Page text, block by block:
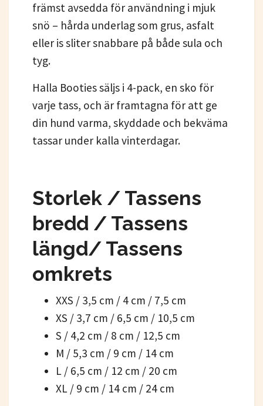
främst avsedda för användning i mjuk
snö – hårda underlag som grus, asfalt
eller is sliter snabbare på både sula och
tyg.
Halla Booties säljs i 4-pack, en sko för
varje tass, och är framtagna för att ge
din hund varma, skyddade och bekväma
tassar under kalla vinterdagar.
Storlek / Tassens
bredd / Tassens
längd/ Tassens
omkrets
XXS / 3,5 cm / 4 cm / 7,5 cm
XS / 3,7 cm / 6,5 cm / 10,5 cm
S / 4,2 cm / 8 cm / 12,5 cm
M / 5,3 cm / 9 cm / 14 cm
L / 6,5 cm / 12 cm / 20 cm
XL / 9 cm / 14 cm / 24 cm